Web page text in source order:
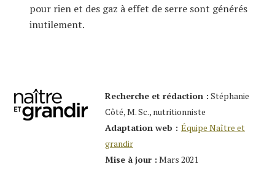
pour rien et des gaz à effet de serre sont générés
inutilement.
Recherche et rédaction : Stéphanie
Côté, M. Sc., nutritionniste
Adaptation web : Équipe Naître et
grandir
Mise à jour : Mars 2021